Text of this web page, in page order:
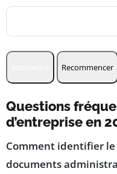
Recommencer
Questions
d’entreprise en
Comment identifier le
documents